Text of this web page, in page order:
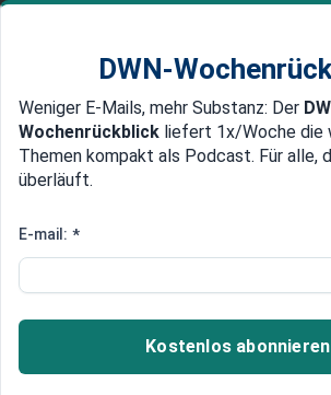
Newsticker MEIN DWN:
Edelmetalle DWN-Magazin
Digitaler Produktpass:
bedeutet
Die Europäische Union will
und Emissionen und Abfälle
DWN-
Weniger E-Mails, mehr Substanz: Der
Wochenrückblick liefert 1x/Woche die
Themen kompakt als Podcast. Für alle,
überläuft.
E-mail: *
Kostenlos